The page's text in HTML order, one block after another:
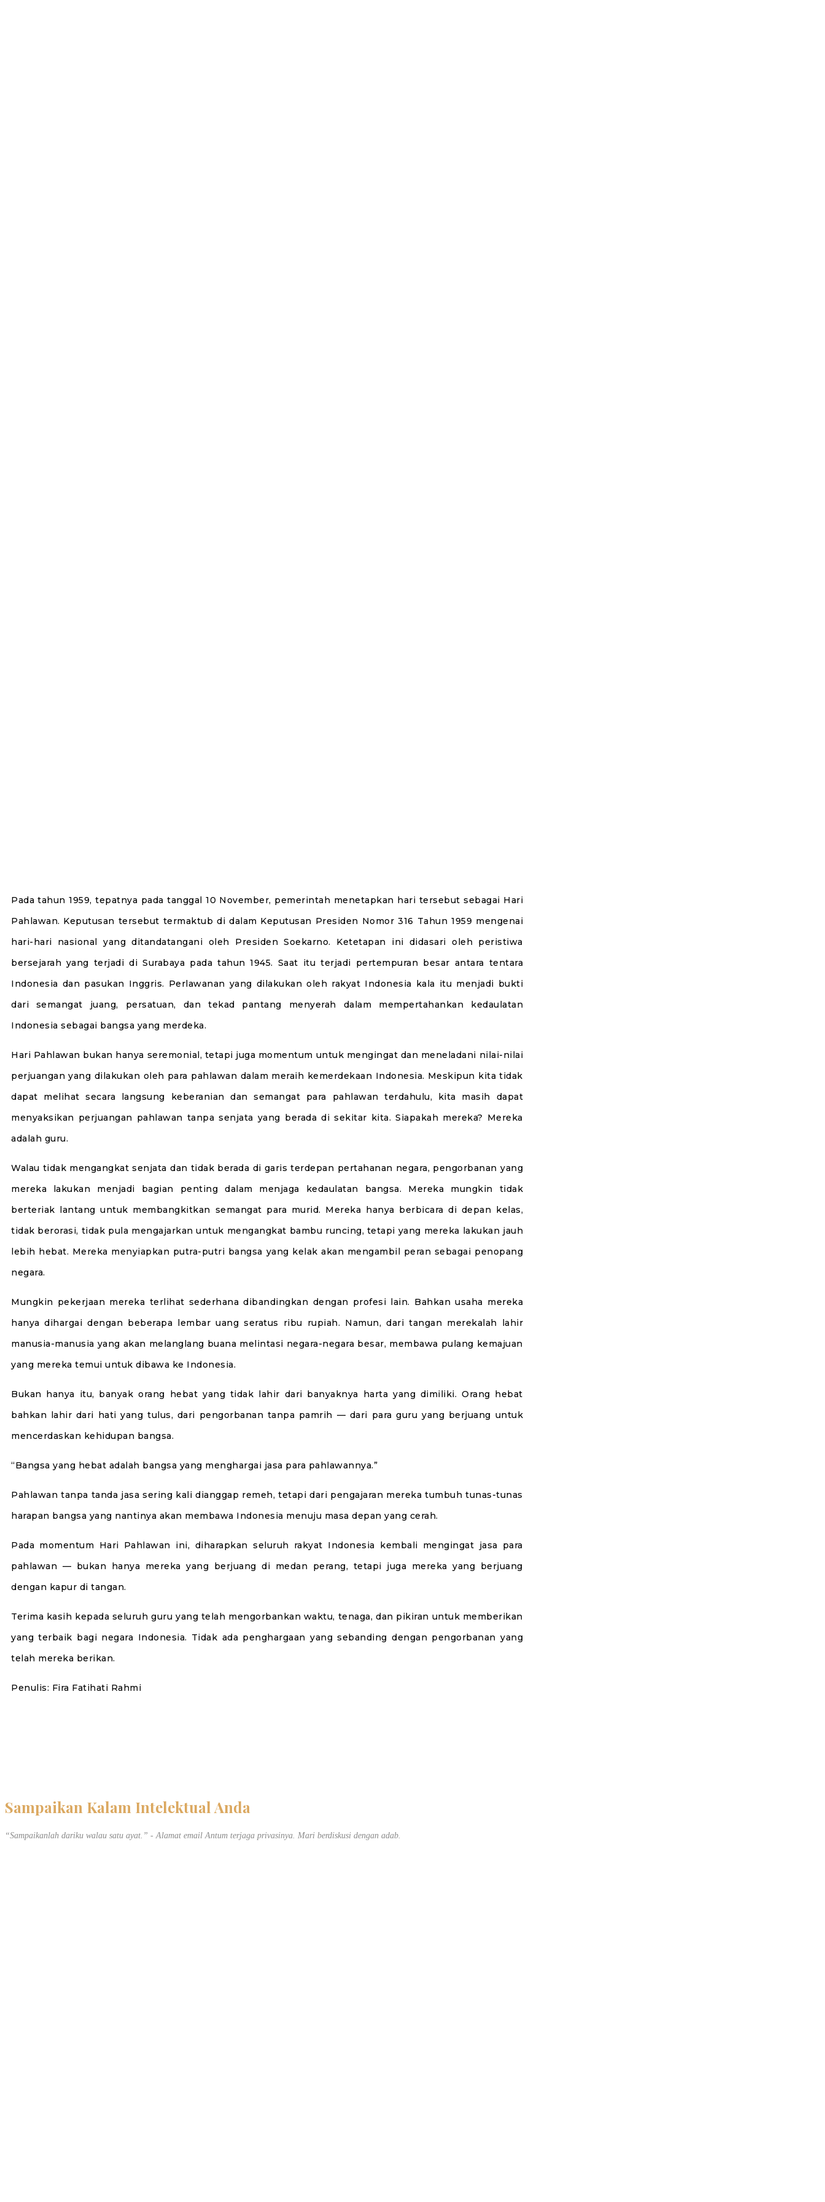
Pada tahun 1959, tepatnya pada tanggal 10 November, pemerintah menetapkan hari tersebut sebagai Hari
Pahlawan. Keputusan tersebut termaktub di dalam Keputusan Presiden Nomor 316 Tahun 1959 mengenai
hari-hari nasional yang ditandatangani oleh Presiden Soekarno. Ketetapan ini didasari oleh peristiwa
bersejarah yang terjadi di Surabaya pada tahun 1945. Saat itu terjadi pertempuran besar antara tentara
Indonesia dan pasukan Inggris. Perlawanan yang dilakukan oleh rakyat Indonesia kala itu menjadi bukti
dari semangat juang, persatuan, dan tekad pantang menyerah dalam mempertahankan kedaulatan
Indonesia sebagai bangsa yang merdeka.
Hari Pahlawan bukan hanya seremonial, tetapi juga momentum untuk mengingat dan meneladani nilai-nilai
perjuangan yang dilakukan oleh para pahlawan dalam meraih kemerdekaan Indonesia. Meskipun kita tidak
dapat melihat secara langsung keberanian dan semangat para pahlawan terdahulu, kita masih dapat
menyaksikan perjuangan pahlawan tanpa senjata yang berada di sekitar kita. Siapakah mereka? Mereka
adalah guru.
Walau tidak mengangkat senjata dan tidak berada di garis terdepan pertahanan negara, pengorbanan yang
mereka lakukan menjadi bagian penting dalam menjaga kedaulatan bangsa. Mereka mungkin tidak
berteriak lantang untuk membangkitkan semangat para murid. Mereka hanya berbicara di depan kelas,
tidak berorasi, tidak pula mengajarkan untuk mengangkat bambu runcing, tetapi yang mereka lakukan jauh
lebih hebat. Mereka menyiapkan putra-putri bangsa yang kelak akan mengambil peran sebagai penopang
negara.
Mungkin pekerjaan mereka terlihat sederhana dibandingkan dengan profesi lain. Bahkan usaha mereka
hanya dihargai dengan beberapa lembar uang seratus ribu rupiah. Namun, dari tangan merekalah lahir
manusia-manusia yang akan melanglang buana melintasi negara-negara besar, membawa pulang kemajuan
yang mereka temui untuk dibawa ke Indonesia.
Bukan hanya itu, banyak orang hebat yang tidak lahir dari banyaknya harta yang dimiliki. Orang hebat
bahkan lahir dari hati yang tulus, dari pengorbanan tanpa pamrih — dari para guru yang berjuang untuk
mencerdaskan kehidupan bangsa.
“Bangsa yang hebat adalah bangsa yang menghargai jasa para pahlawannya.”
Pahlawan tanpa tanda jasa sering kali dianggap remeh, tetapi dari pengajaran mereka tumbuh tunas-tunas
harapan bangsa yang nantinya akan membawa Indonesia menuju masa depan yang cerah.
Pada momentum Hari Pahlawan ini, diharapkan seluruh rakyat Indonesia kembali mengingat jasa para
pahlawan — bukan hanya mereka yang berjuang di medan perang, tetapi juga mereka yang berjuang
dengan kapur di tangan.
Terima kasih kepada seluruh guru yang telah mengorbankan waktu, tenaga, dan pikiran untuk memberikan
yang terbaik bagi negara Indonesia. Tidak ada penghargaan yang sebanding dengan pengorbanan yang
telah mereka berikan.
Penulis: Fira Fatihati Rahmi